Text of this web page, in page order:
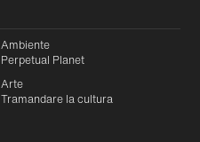
Passa al
principale
Passa
footer
Ambiente
Perpetual Planet
Arte
Tramandare la cultura